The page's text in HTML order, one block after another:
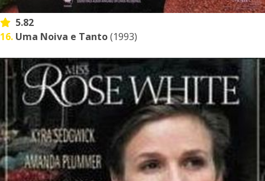
5.82
16. Uma Noiva e Tanto(1993)